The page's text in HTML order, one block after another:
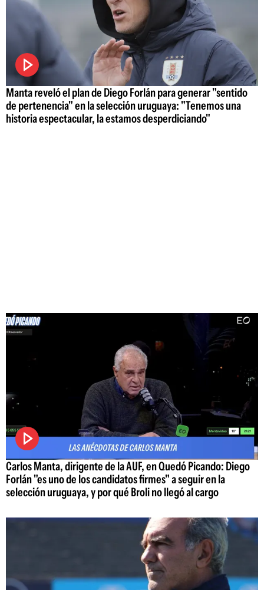
Manta reveló el plan de Diego Forlán para generar "sentido
de pertenencia" en la selección uruguaya: "Tenemos una
historia espectacular, la estamos desperdiciando"
Carlos Manta, dirigente de la AUF, en Quedó Picando: Diego
Forlán "es uno de los candidatos firmes" a seguir en la
selección uruguaya, y por qué Broli no llegó al cargo